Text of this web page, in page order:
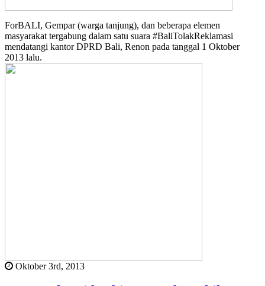
ForBALI, Gempar (warga tanjung), dan beberapa elemen
masyarakat tergabung dalam satu suara #BaliTolakReklamasi
mendatangi kantor DPRD Bali, Renon pada tanggal 1 Oktober
2013 lalu.
Oktober 3rd, 2013